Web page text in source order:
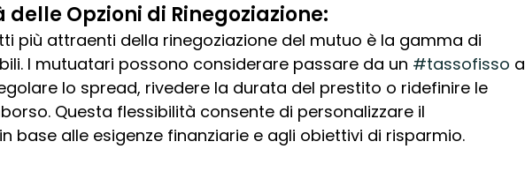
delle Opzioni di Rinegoziazione:
più attraenti della rinegoziazione del mutuo è la gamma di
I mutuatari possono considerare passare da un #tassofisso a
lo spread, rivedere la durata del prestito o ridefinire le
Questa flessibilità consente di personalizzare il
base alle esigenze finanziarie e agli obiettivi di risparmio.